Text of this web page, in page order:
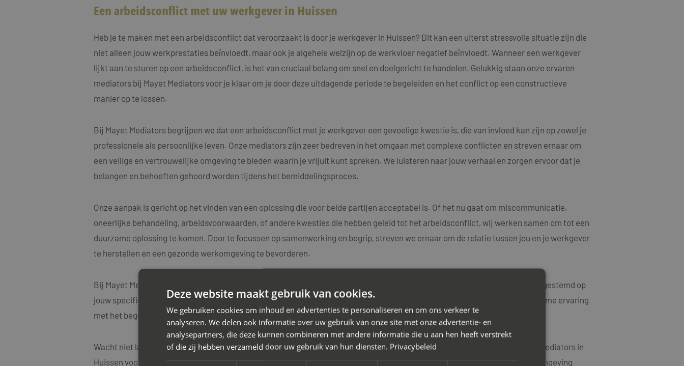
Een arbeidsconflict met uw werkgever in Huissen
Heb je te maken met een arbeidsconflict dat veroorzaakt is door je werkgever in Huissen? Dit kan een uiterst stressvolle situatie zijn die
niet alleen jouw werkprestaties beïnvloedt, maar ook je algehele welzijn op de werkvloer negatief beïnvloedt. Wanneer een werkgever
lijkt aan te sturen op een arbeidsconflict, is het van cruciaal belang om snel en doelgericht te handelen. Gelukkig staan onze ervaren
mediators bij Mayet Mediators voor je klaar om je door deze uitdagende periode te begeleiden en het conflict op een constructieve
manier op te lossen.
Bij Mayet Mediators begrijpen we dat een arbeidsconflict met je werkgever een gevoelige kwestie is, die van invloed kan zijn op zowel je
professionele als persoonlijke leven. Onze mediators zijn zeer bedreven in het omgaan met complexe conflicten en streven ernaar om
een veilige en vertrouwelijke omgeving te bieden waarin je vrijuit kunt spreken. We luisteren naar jouw verhaal en zorgen ervoor dat je
belangen en behoeften gehoord worden tijdens het bemiddelingsproces.
Onze aanpak is gericht op het vinden van een oplossing die voor beide partijen acceptabel is. Of het nu gaat om miscommunicatie,
oneerlijke behandeling, arbeidsvoorwaarden, of andere kwesties die hebben geleid tot het arbeidsconflict, wij werken samen om tot een
duurzame oplossing te komen. Door te focussen op samenwerking en begrip, streven we ernaar om de relatie tussen jou en je werkgever
te herstellen en een gezonde werkomgeving te bevorderen.
Bij Mayet Mediators begrijpen we ook dat elk arbeidsconflict uniek is en daarom bieden we maatwerkoplossingen die zijn afgestemd op
jouw specifieke situatie. Onze mediators beschikken over diepgaande kennis van arbeidsrechtelijke kwesties en hebben ruime ervaring
met het begeleiden van diverse arbeidsconflicten.
Wacht niet langer met het aanpakken van het arbeidsconflict met je werkgever. Neem vandaag nog contact op met Mayet Mediators in
Huissen voor een vrijblijvend adviesgesprek. Samen zetten we de eerste stap richting een positieve en harmonieuze werkomgeving
Deze website maakt gebruik van cookies.
We gebruiken cookies om inhoud en advertenties te personaliseren en om ons verkeer te
analyseren. We delen ook informatie over uw gebruik van onze site met onze advertentie- en
analysepartners, die deze kunnen combineren met andere informatie die u aan hen heeft verstrekt
of die zij hebben verzameld door uw gebruik van hun diensten. Privacybeleid